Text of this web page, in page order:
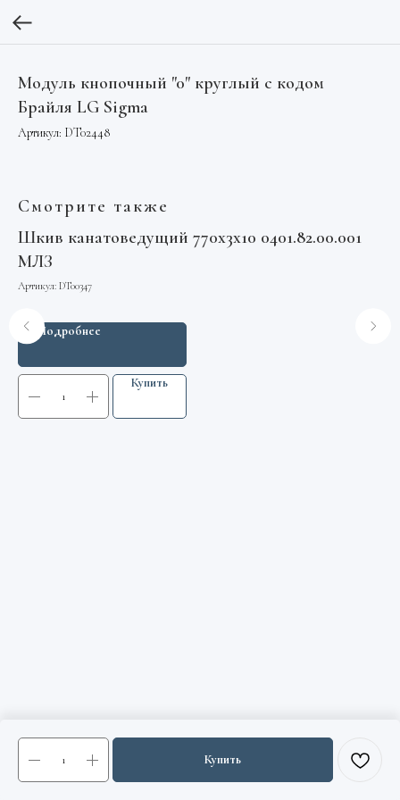
Модуль кнопочный "0" круглый с кодом
Брайля LG Sigma
Артикул: DT02448
Купить
Смотрите также
Шкив канатоведущий 770х3х10 0401.82.00.001
МЛЗ
Артикул: DT00347
Подробнее
Купить